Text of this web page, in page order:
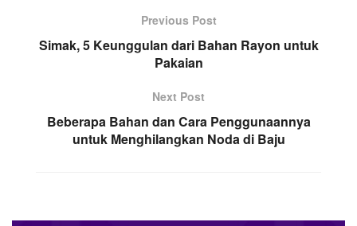
Previous Post
Simak, 5 Keunggulan dari Bahan Rayon untuk
Pakaian
Next Post
Beberapa Bahan dan Cara Penggunaannya
untuk Menghilangkan Noda di Baju